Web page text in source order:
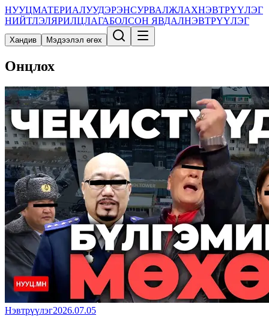
НУУЦМАТЕРИАЛУУДЭРЭНСУРВАЛЖЛАХНЭВТРҮҮЛЭГ
НИЙТЛЭЛЯРИЛЦЛАГАБОЛСОН ЯВДАЛНЭВТРҮҮЛЭГ
Хандив Мэдээлэл өгөх
Онцлох
Нэвтрүүлэг2026.07.05